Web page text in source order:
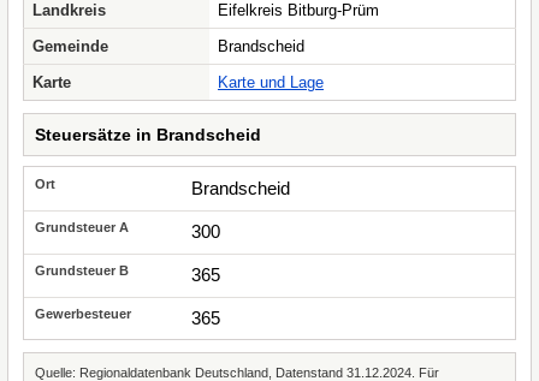
Landkreis
Eifelkreis Bitburg-Prüm
Gemeinde
Brandscheid
Karte
Karte und Lage
Steuersätze in Brandscheid
Brandscheid
300
365
365
Quelle: Regionaldatenbank Deutschland, Datenstand 31.12.2024. Für